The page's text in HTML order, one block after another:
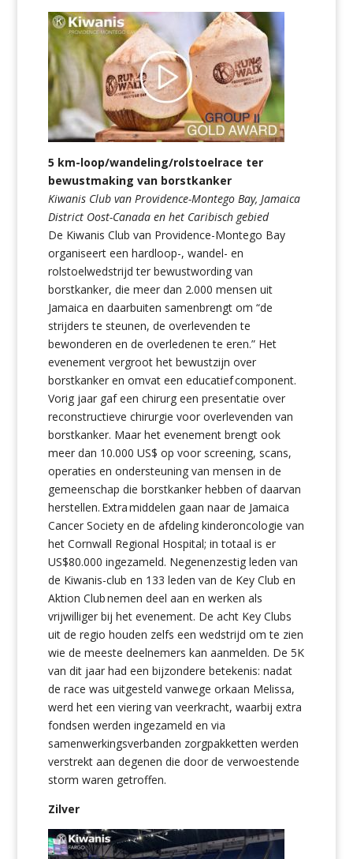
5 km-loop/wandeling/rolstoelrace ter
bewustmaking van borstkanker
Kiwanis Club van Providence-Montego Bay, Jamaica
District Oost-Canada en het Caribisch gebied
De Kiwanis Club van Providence-Montego Bay
organiseert een hardloop-, wandel- en
rolstoelwedstrijd ter bewustwording van
borstkanker, die meer dan 2.000 mensen uit
Jamaica en daarbuiten samenbrengt om “de
strijders te steunen, de overlevenden te
bewonderen en de overledenen te eren.” Het
evenement vergroot het bewustzijn over
borstkanker en omvat een educatiefcomponent.
Vorig jaar gaf een chirurg een presentatie over
reconstructieve chirurgie voor overlevenden van
borstkanker. Maar het evenement brengt ook
meer dan 10.000 US$ op voor screening, scans,
operaties en ondersteuning van mensen in de
gemeenschap die borstkanker hebben of daarvan
herstellen. Extra middelen gaan naar de Jamaica
Cancer Society en de afdeling kinderoncologie van
het Cornwall Regional Hospital; in totaal is er
US$80.000 ingezameld. Negenenzestig leden van
de Kiwanis-club en 133 leden van de Key Club en
Aktion Club nemen deel aan en werken als
vrijwilliger bij het evenement. De acht Key Clubs
uit de regio houden zelfs een wedstrijd om te zien
wie de meeste deelnemers kan aanmelden. De 5K
van dit jaar had een bijzondere betekenis: nadat
de race was uitgesteld vanwege orkaan Melissa,
werd het een viering van veerkracht, waarbij extra
fondsen werden ingezameld en via
samenwerkingsverbanden zorgpakketten werden
verstrekt aan degenen die door de verwoestende
storm waren getroffen.
Zilver